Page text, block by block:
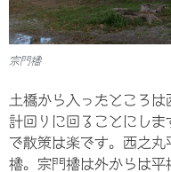
宗門櫓
土橋から入ったところ
計回りに回ることにし
で散策は楽です。西之
櫓。宗門櫓は外からは平